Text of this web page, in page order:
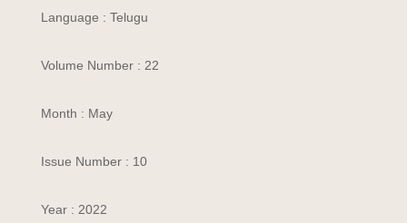
Language : Telugu
Volume Number : 22
Month : May
Issue Number : 10
Year : 2022